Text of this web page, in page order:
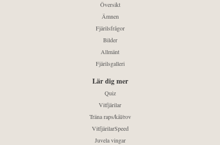
Översikt
Ämnen
Fjärilsfrågor
Bilder
Allmänt
Fjärilsgalleri
Lär dig mer
Quiz
Vitfjärilar
Träna raps/kål/rov
VitfjärilarSpeed
Juvela vingar